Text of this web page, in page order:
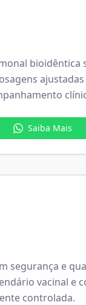
bioidêntica
Saiba Mais
segurança e
vacinal e
controlada.